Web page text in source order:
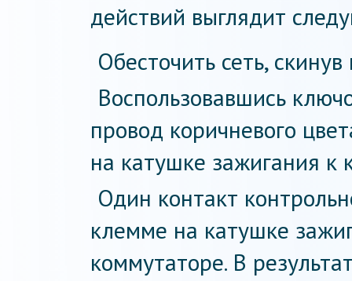
действий выглядит
Обесточить сеть,
Воспользовавшись
провод коричневого
на катушке зажигания
Один контакт
клемме на катушке
коммутаторе. В